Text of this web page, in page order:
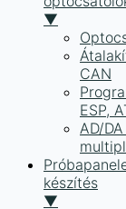
▼
CAN
ESP,
AD/
készítés
▼